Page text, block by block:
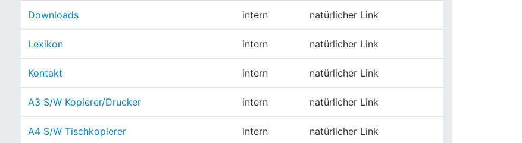
Downloads intern natürlicher Link
Lexikon intern natürlicher Link
Kontakt intern natürlicher Link
A3 S/W Kopierer/Drucker intern natürlicher Link
A4 S/W Tischkopierer intern natürlicher Link